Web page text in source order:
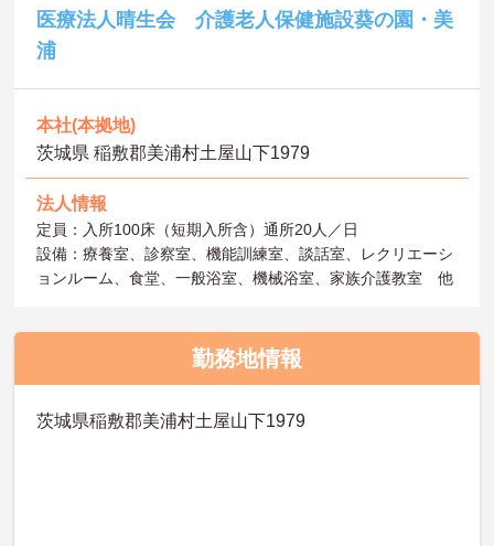
医療法人晴生会 介護老人保健施設葵の園・美
浦
本社(本拠地)
茨城県 稲敷郡美浦村土屋山下1979
法人情報
定員：入所100床（短期入所含）通所20人／日
設備：療養室、診察室、機能訓練室、談話室、レクリエーシ
ョンルーム、食堂、一般浴室、機械浴室、家族介護教室 他
勤務地情報
茨城県稲敷郡美浦村土屋山下1979